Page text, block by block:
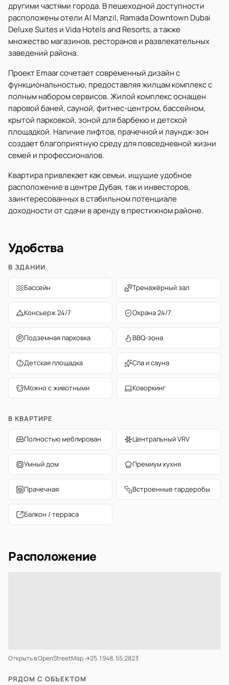
другими частями города. В пешеходной доступности
расположены отели Al Manzil, Ramada Downtown Dubai
Deluxe Suites и Vida Hotels and Resorts, а также
множество магазинов, ресторанов и развлекательных
заведений района.
Проект Emaar сочетает современный дизайн с
функциональностью, предоставляя жилцам комплекс с
полным набором сервисов. Жилой комплекс оснащен
паровой баней, сауной, фитнес-центром, бассейном,
крытой парковкой, зоной для барбекю и детской
площадкой. Наличие лифтов, прачечной и лаундж-зон
создает благоприятную среду для повседневной жизни
семей и профессионалов.
Квартира привлекает как семьи, ищущие удобное
расположение в центре Дубая, так и инвесторов,
заинтересованных в стабильном потенциале
доходности от сдачи в аренду в престижном районе.
Удобства
В ЗДАНИИ
Бассейн Тренажёрный зал
Консьерж 24/7 Охрана 24/7
Подземная парковка BBQ-зона
Детская площадка Спа и сауна
Можно с животными Коворкинг
В КВАРТИРЕ
Полностью меблирован Центральный VRV
Умный дом Премиум кухня
Прачечная Встроенные гардеробы
Балкон / терраса
Расположение
Открыть в OpenStreetMap →25.1948, 55.2823
РЯДОМ С ОБЪЕКТОМ